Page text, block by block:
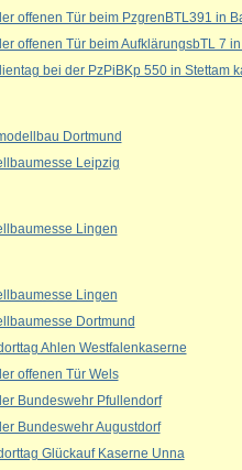
offenen Tür beim PzgrenBTL391 in
offenen Tür beim AufklärungsbTL 7
bei der PzPiBKp 550 in Stettam
Dortmund
Leipzig
Lingen
Lingen
Dortmund
Ahlen Westfalenkaserne
offenen Tür Wels
Bundeswehr Pfullendorf
Bundeswehr Augustdorf
Glückauf Kaserne Unna